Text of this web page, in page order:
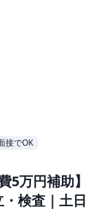
接でOK
5万円補助】
検査｜土日